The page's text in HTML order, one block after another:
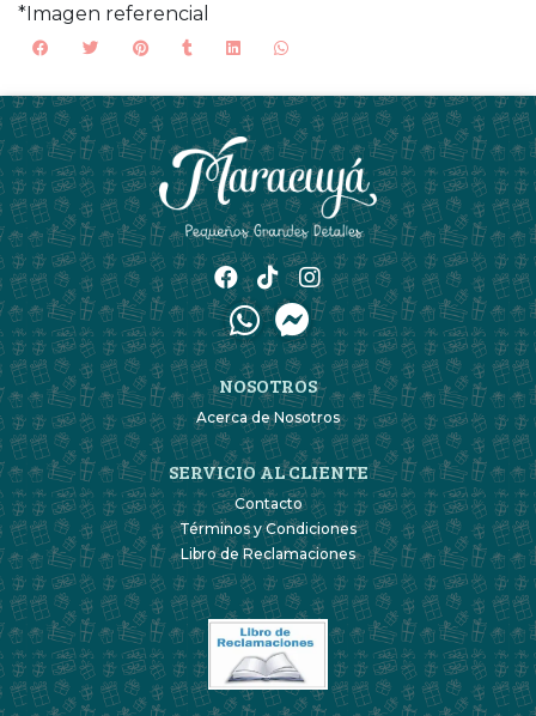
*Imagen referencial
NOSOTROS
Acerca de Nosotros
SERVICIO AL CLIENTE
Contacto
Términos y Condiciones
Libro de Reclamaciones